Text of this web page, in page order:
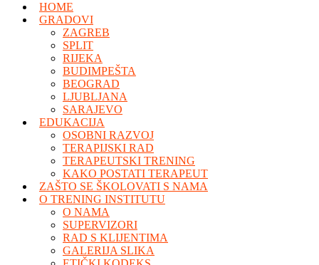
HOME
GRADOVI
ZAGREB
SPLIT
RIJEKA
BUDIMPEŠTA
BEOGRAD
LJUBLJANA
SARAJEVO
EDUKACIJA
OSOBNI RAZVOJ
TERAPIJSKI RAD
TERAPEUTSKI TRENING
KAKO POSTATI TERAPEUT
ZAŠTO SE ŠKOLOVATI S NAMA
O TRENING INSTITUTU
O NAMA
SUPERVIZORI
RAD S KLIJENTIMA
GALERIJA SLIKA